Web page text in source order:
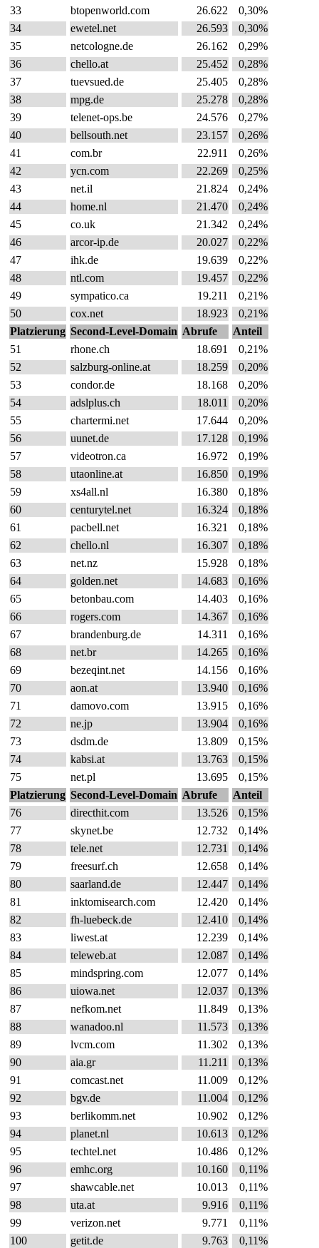
33
btopenworld.com 26.622
0,30%
34
ewetel.net 26.593
0,30%
35
netcologne.de 26.162
0,29%
36
chello.at 25.452
0,28%
37
tuevsued.de 25.405
0,28%
38
mpg.de 25.278
0,28%
39
telenet-ops.be 24.576
0,27%
40
bellsouth.net 23.157
0,26%
41
com.br 22.911
0,26%
42
ycn.com 22.269
0,25%
43
net.il 21.824
0,24%
44
home.nl 21.470
0,24%
45
co.uk 21.342
0,24%
46
arcor-ip.de 20.027
0,22%
47
ihk.de 19.639
0,22%
48
ntl.com 19.457
0,22%
49
sympatico.ca 19.211
0,21%
50
cox.net 18.923
0,21%
Platzierung Second-Level-Domain Abrufe
Anteil
51
rhone.ch 18.691
0,21%
52
salzburg-online.at 18.259
0,20%
53
condor.de 18.168
0,20%
54
adslplus.ch 18.011
0,20%
55
chartermi.net 17.644
0,20%
56
uunet.de 17.128
0,19%
57
videotron.ca 16.972
0,19%
58
utaonline.at 16.850
0,19%
59
xs4all.nl 16.380
0,18%
60
centurytel.net 16.324
0,18%
61
pacbell.net 16.321
0,18%
62
chello.nl 16.307
0,18%
63
net.nz 15.928
0,18%
64
golden.net 14.683
0,16%
65
betonbau.com 14.403
0,16%
66
rogers.com 14.367
0,16%
67
brandenburg.de 14.311
0,16%
68
net.br 14.265
0,16%
69
bezeqint.net 14.156
0,16%
70
aon.at 13.940
0,16%
71
damovo.com 13.915
0,16%
72
ne.jp 13.904
0,16%
73
dsdm.de 13.809
0,15%
74
kabsi.at 13.763
0,15%
75
net.pl 13.695
0,15%
Platzierung Second-Level-Domain Abrufe
Anteil
76
directhit.com 13.526
0,15%
77
skynet.be 12.732
0,14%
78
tele.net 12.731
0,14%
79
freesurf.ch 12.658
0,14%
80
saarland.de 12.447
0,14%
81
inktomisearch.com 12.420
0,14%
82
fh-luebeck.de 12.410
0,14%
83
liwest.at 12.239
0,14%
84
teleweb.at 12.087
0,14%
85
mindspring.com 12.077
0,14%
86
uiowa.net 12.037
0,13%
87
nefkom.net 11.849
0,13%
88
wanadoo.nl 11.573
0,13%
89
lvcm.com 11.302
0,13%
90
aia.gr 11.211
0,13%
91
comcast.net 11.009
0,12%
92
bgv.de 11.004
0,12%
93
berlikomm.net 10.902
0,12%
94
planet.nl 10.613
0,12%
95
techtel.net 10.486
0,12%
96
emhc.org 10.160
0,11%
97
shawcable.net 10.013
0,11%
98
uta.at 9.916
0,11%
99
verizon.net 9.771
0,11%
100
getit.de 9.763 0,11%